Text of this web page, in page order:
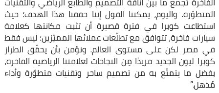
المتطوّرة. واليوم، يمكننا القول إننا حققنا هذا الهدف؛ حيث
استطاعت كوبرا في فترة قصيرة أن تثبت مكانتها كعلامة
سيارات فاخرة، تتوافق مع تطلّعات عملائها المميّزين؛ ليس فقط
في مصر لكن على مستوى العالم. ونؤمن بأن يحقّق الطراز
كوبرا ليون الجديد مزيدًا مِن النجاحات لعلامتنا الرياضية الفاخرة،
بفضل ما يتمتّع به من تصميم ساحر وتقنيات متطوّرة وأداء
مُذهل.”